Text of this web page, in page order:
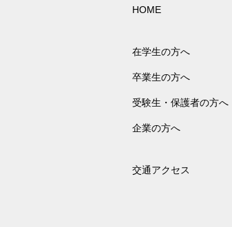
HOME
在学生の方へ
卒業生の方へ
受験生・保護者の方へ
企業の方へ
交通アクセス